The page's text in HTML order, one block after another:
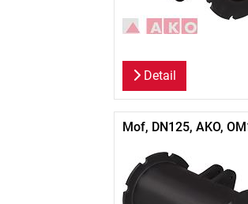
Detail
Mof, DN125, AKO,